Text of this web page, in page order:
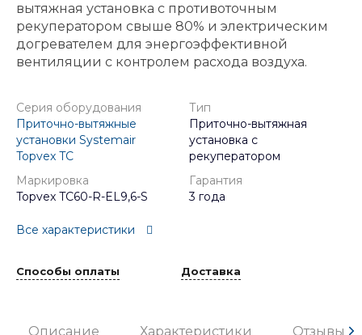
вытяжная установка с противоточным
рекуператором свыше 80% и электрическим
догревателем для энергоэффективной
вентиляции с контролем расхода воздуха.
Серия оборудования
Приточно-вытяжные
установки Systemair
Topvex TC
Тип
Приточно-вытяжная
установка с
рекуператором
Маркировка
Topvex TC60-R-EL9,6-S
Гарантия
3 года
Все характеристики
Способы оплаты Доставка
Описание Характеристики Отзывы